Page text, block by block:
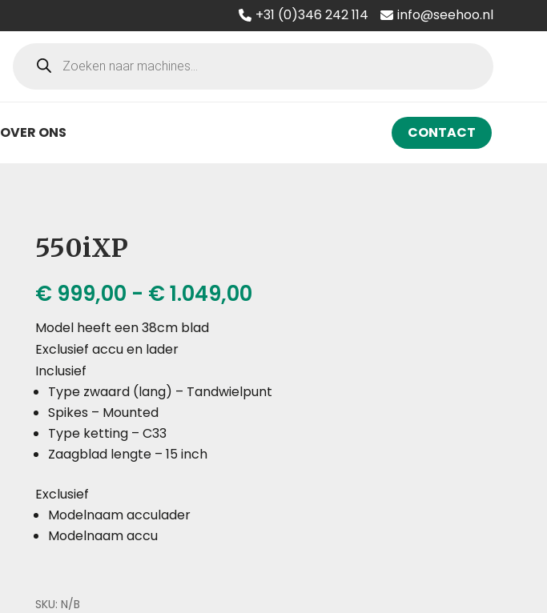
+31 (0)346 242 114
info@seehoo.nl
zoeken
OVER ONS CONTACT
550iXP
€ 999,00 - €1.049,00
Model heeft een 38cm blad
Exclusief accu en lader
Inclusief
Type zwaard (lang) – Tandwielpunt
Spikes – Mounted
Type ketting –C33
Zaagblad lengte –15 inch
Exclusief
Modelnaam acculader
Modelnaam accu
SKU:N/B